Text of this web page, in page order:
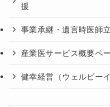
援
事業承継・遺言時医師
産業医サービス概要ペ
健幸経営（ウェルビー